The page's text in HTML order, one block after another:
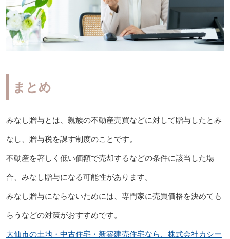
まとめ
みなし贈与とは、親族の不動産売買などに対して贈与したとみ
なし、贈与税を課す制度のことです。
不動産を著しく低い価額で売却するなどの条件に該当した場
合、みなし贈与になる可能性があります。
みなし贈与にならないためには、専門家に売買価格を決めても
らうなどの対策がおすすめです。
大仙市の土地・中古住宅・新築建売住宅なら、株式会社カシー